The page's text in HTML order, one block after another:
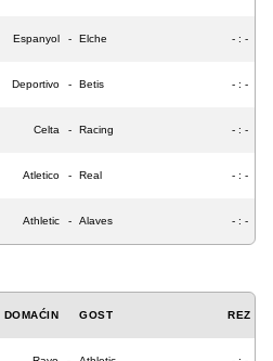
Espanyol - Elche - : -
Deportivo - Betis - : -
Celta - Racing - : -
Atletico - Real - : -
Athletic - Alaves - : -
DOMAĆIN GOST REZ